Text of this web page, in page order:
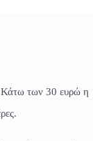
Κάτω των 30 ευρώ η